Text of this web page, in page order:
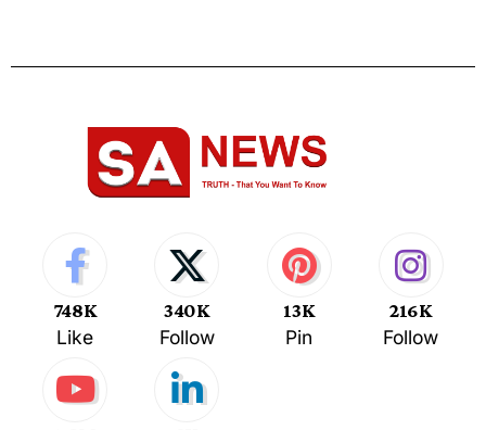
748K
Like
340K
Follow
13K
Pin
216K
Follow